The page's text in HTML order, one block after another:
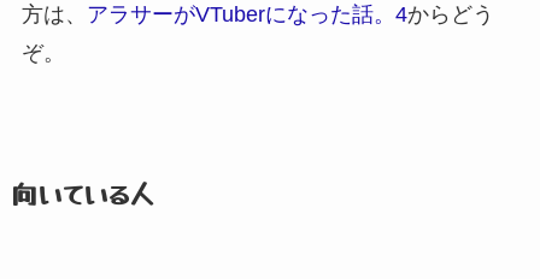
方は、 アラサーがVTuberになった話。 4からどう
ぞ。
向いている人